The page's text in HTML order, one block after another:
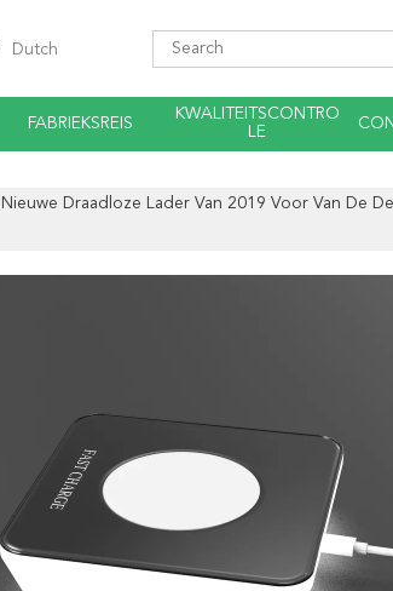
Dutch
FABRIEKSREIS
KWALITEITSCONTRO
LE
Nieuwe Draadloze Lader Van 2019 Voor Van De